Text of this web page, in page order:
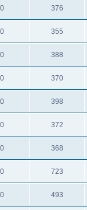
0 376
0 355
0 388
0 370
0 398
0 372
0 368
0 723
0 493